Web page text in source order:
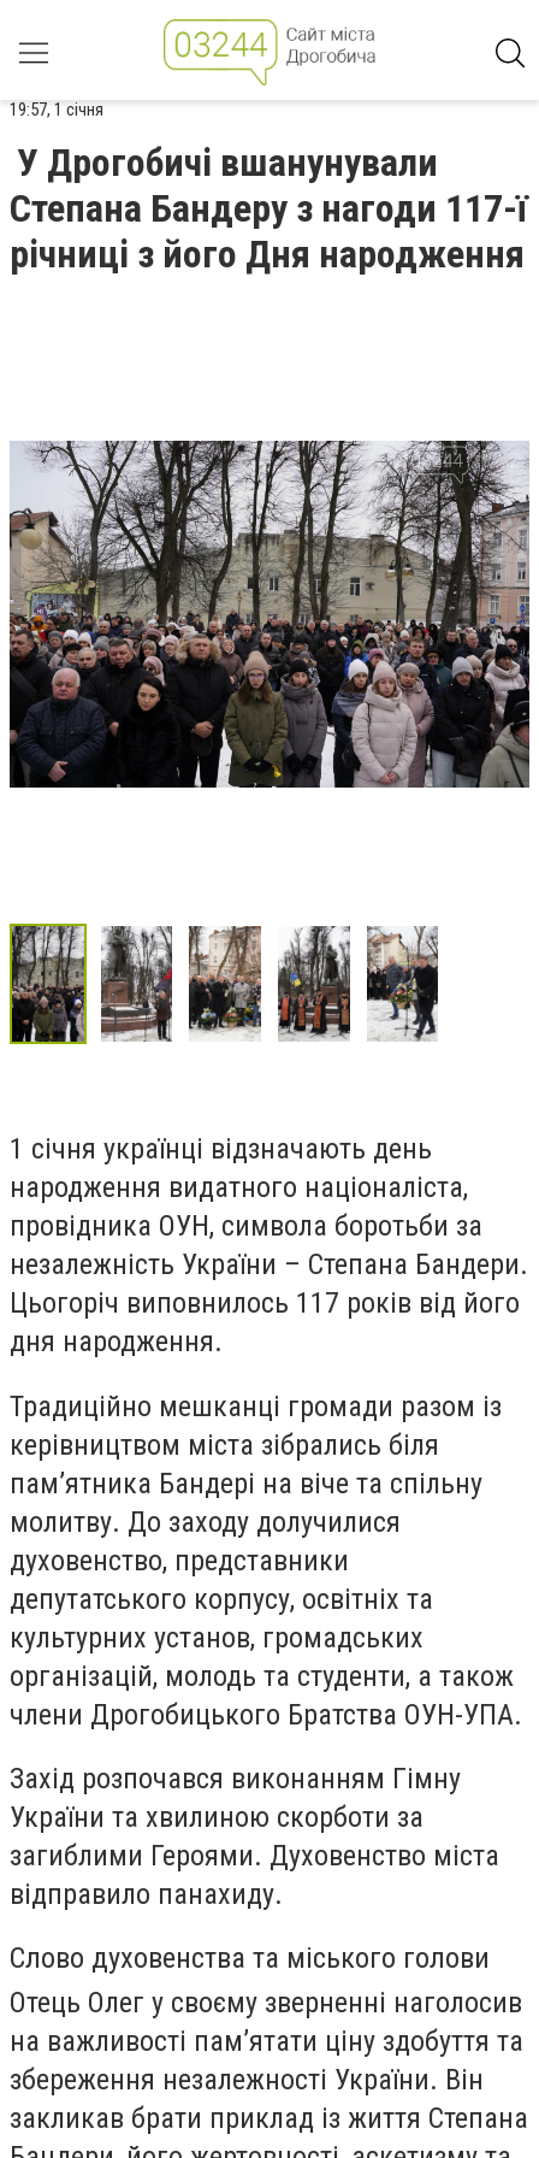
19:57, 1 січня
У Дрогобичі вшанунували
Степана Бандеру з нагоди 117-ї
річниці з його Дня народження
1 січня українці відзначають день
народження видатного націоналіста,
провідника ОУН, символа боротьби за
незалежність України – Степана Бандери.
Цьогоріч виповнилось 117 років від його
дня народження.
Традиційно мешканці громади разом із
керівництвом міста зібрались біля
пам’ятника Бандері на віче та спільну
молитву. До заходу долучилися
духовенство, представники
депутатського корпусу, освітніх та
культурних установ, громадських
організацій, молодь та студенти, а також
члени Дрогобицького Братства ОУН-УПА.
Захід розпочався виконанням Гімну
України та хвилиною скорботи за
загиблими Героями. Духовенство міста
відправило панахиду.
Слово духовенства та міського голови
Отець Олег у своєму зверненні наголосив
на важливості пам’ятати ціну здобуття та
збереження незалежності України. Він
закликав брати приклад із життя Степана